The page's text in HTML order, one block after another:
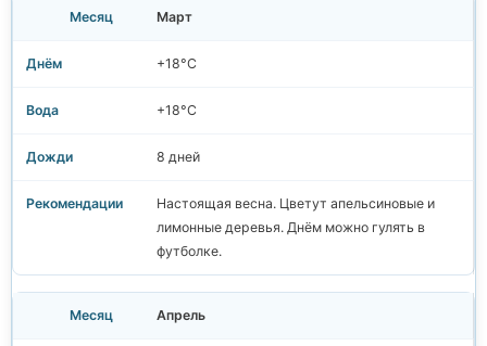
Март
+18°C
+18°C
8 дней
Настоящая весна. Цветут апельсиновые и
лимонные деревья. Днём можно гулять в
футболке.
Апрель